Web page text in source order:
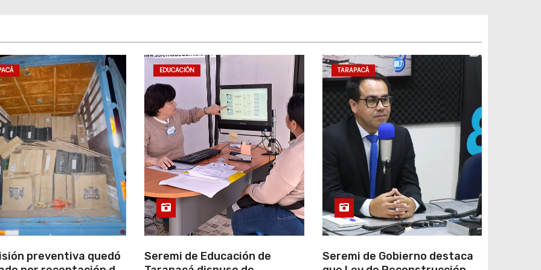
preventiva quedó
EDUCACIÓN
Seremi de Educación de
TARAPACÁ
Seremi de Gobierno destaca